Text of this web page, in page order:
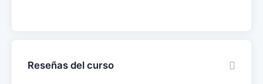
Reseñas del curso